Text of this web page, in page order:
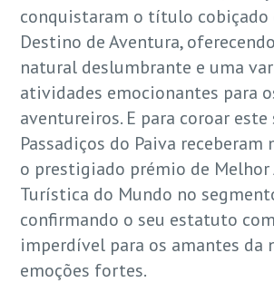
conquistaram o título cobiçado
Destino de Aventura,
natural deslumbrante e uma
atividades emocionantes para
aventureiros. E para coroar este
Passadiços do Paiva receberam
o prestigiado prémio de Melhor
Turística do Mundo no
confirmando o seu estatuto
imperdível para os amantes da
emoções fortes.